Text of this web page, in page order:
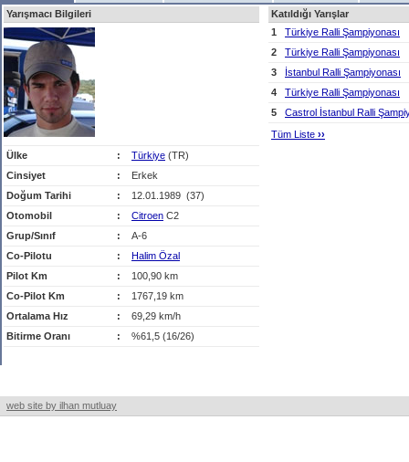
Yarışmacı Bilgileri
Ülke : Türkiye (TR)
Cinsiyet
:
Erkek
Doğum Tarihi
:
12.01.1989 (37)
Otomobil
: Citroen C2
Grup/Sınıf
:
A-6
Co-Pilotu
:
Halim Özal
Pilot Km
:
100,90 km
Co-Pilot Km
:
1767,19 km
Ortalama Hız
:
69,29 km/h
Bitirme Oranı
: %61,5 (16/26)
Katıldığı Yarışlar
1
Türkiye Ralli Şampiyonası
2
Türkiye Ralli Şampiyonası
3
İstanbul Ralli Şampiyonası
4
Türkiye Ralli Şampiyonası
5
Castrol İstanbul Ralli
Tüm Liste ››
web site by ilhan mutluay